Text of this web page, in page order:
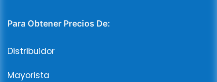
Para Obtener Precios De:
Distribuidor
Mayorista